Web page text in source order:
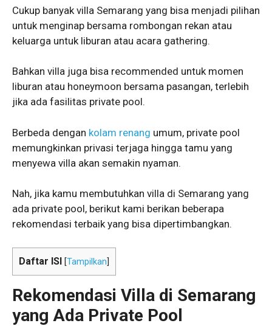
Cukup banyak villa Semarang yang bisa menjadi pilihan
untuk menginap bersama rombongan rekan atau
keluarga untuk liburan atau acara gathering.
Bahkan villa juga bisa recommended untuk momen
liburan atau honeymoon bersama pasangan, terlebih
jika ada fasilitas private pool.
Berbeda dengan kolam renang umum, private pool
memungkinkan privasi terjaga hingga tamu yang
menyewa villa akan semakin nyaman.
Nah, jika kamu membutuhkan villa di Semarang yang
ada private pool, berikut kami berikan beberapa
rekomendasi terbaik yang bisa dipertimbangkan.
Daftar ISI [Tampilkan
Rekomendasi Villa di Semarang
yang Ada Private Pool